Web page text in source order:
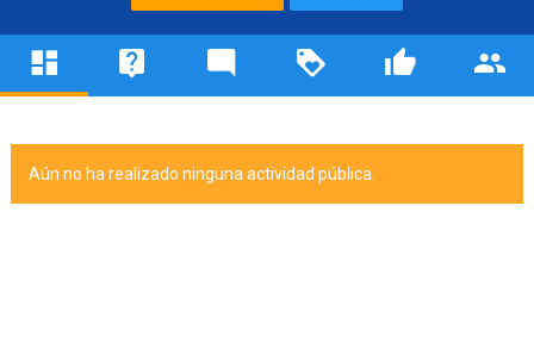
Aún no ha realizado ninguna actividad pública.